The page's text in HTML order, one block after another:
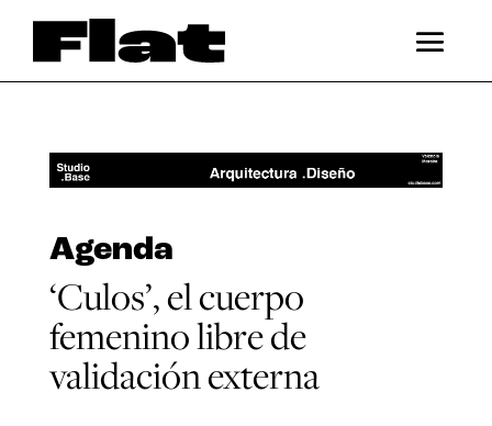
Agenda
‘Culos’, el cuerpo
femenino libre de
validación externa